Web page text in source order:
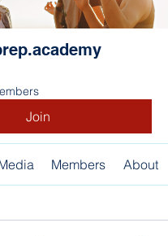
Join
Members About